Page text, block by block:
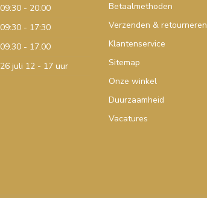
09:30 - 20:00
09:30 - 17:30
09.30 - 17.00
26 juli 12 - 17 uur
Betaalmethoden
Verzenden & retourneren
Klantenservice
Sitemap
Onze winkel
Duurzaamheid
Vacatures